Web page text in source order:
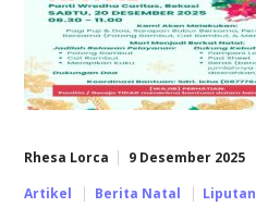
Rhesa Lorca
9 Desember 2025
Artikel
Berita Natal Liputan